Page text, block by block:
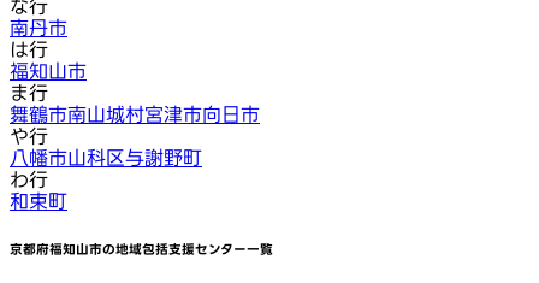
な行
南丹市
は行
福知山市
ま行
舞鶴市南山城村宮津市向日市
や行
八幡市山科区与謝野町
わ行
和束町
京都府福知山市の地域包括支援センター一覧